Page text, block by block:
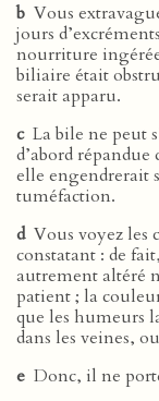
b Vous
jours
nourriture
biliaire était
serait apparu.
cLa bile ne peut
d’abord répandue
elle engendrerait
tuméfaction.
dVous voyez les
constatant : de
autrement altéré
patient ; la
que les humeurs
dans les veines,
e Donc, il ne